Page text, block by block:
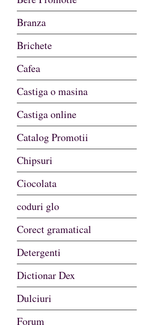
Branza
Brichete
Cafea
Castiga o masina
Castiga online
Catalog Promotii
Chipsuri
Ciocolata
coduri glo
Corect gramatical
Detergenti
Dictionar Dex
Dulciuri
Forum